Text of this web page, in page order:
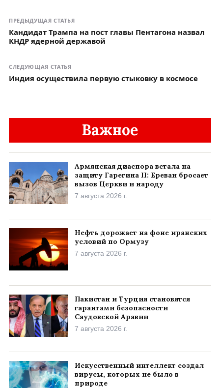
ПРЕДЫДУЩАЯ СТАТЬЯ
Кандидат Трампа на пост главы Пентагона назвал
КНДР ядерной державой
СЛЕДУЮЩАЯ СТАТЬЯ
Индия осуществила первую стыковку в космосе
Важное
Армянская диаспора встала на
защиту Гарегина II: Ереван бросает
вызов Церкви и народу
7 августа 2026 г.
Нефть дорожает на фоне иранских
условий по Ормузу
7 августа 2026 г.
Пакистан и Турция становятся
гарантами безопасности
Саудовской Аравии
7 августа 2026 г.
Искусственный интеллект создал
вирусы, которых не было в
природе